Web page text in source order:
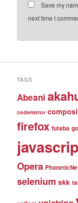
Save my
next time I
TAGS
Abeani
codemirror
firefox futaba
Opera
selenium skk